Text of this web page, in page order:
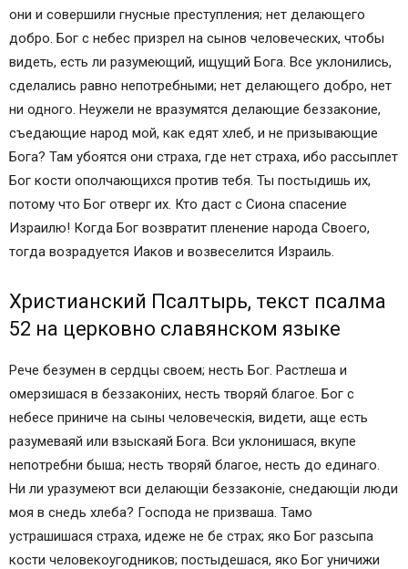
они и совершили гнусные преступления; нет делающего
добро. Бог с небес призрел на сынов человеческих, чтобы
видеть, есть ли разумеющий, ищущий Бога. Все уклонились,
сделались равно непотребными; нет делающего добро, нет
ни одного. Неужели не вразумятся делающие беззаконие,
съедающие народ мой, как едят хлеб, и не призывающие
Бога? Там убоятся они страха, где нет страха, ибо рассыплет
Бог кости ополчающихся против тебя. Ты постыдишь их,
потому что Бог отверг их. Кто даст с Сиона спасение
Израилю! Когда Бог возвратит пленение народа Своего,
тогда возрадуется Иаков и возвеселится Израиль.
Христианский Псалтырь, текст псалма
52 на церковно славянском языке
Рече безумен в сердцы своем; несть Бог. Растлеша и
омерзишася в беззаконiих, несть творяй благое. Бог с
небесе приниче на сыны человечeскiя, видети, аще eсть
разумеваяй или взыскаяй Бога. Вси уклонишася, вкупе
непотребни быша; несть творяй благое, несть до eдинаго.
Ни ли уразумеют вси делающiи беззаконiе, снедающiи люди
моя в снедь хлеба? Господа не призваша. Тамо
устрашишася страха, идеже не бе страх; яко Бог разсыпа
кости человекоугодников; постыдешася, яко Бог уничижи